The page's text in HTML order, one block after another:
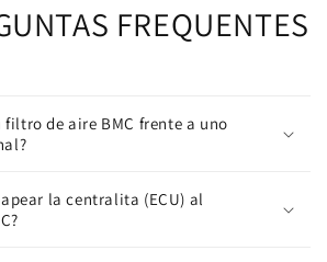
FREQUENTES
filtro de aire BMC frente a uno
la centralita (ECU) al